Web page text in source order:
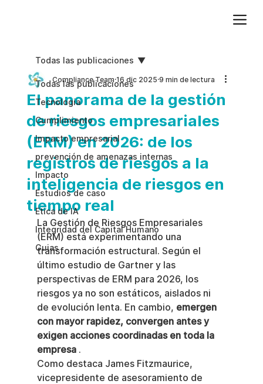
Todas las publicaciones
Tecnologia
Cumplimiento
Impacto empresarial
prevención de amenazas internas
Impacto
Estudios de caso
Etica de IA
Integridad del Capital Humano
Guias
Todas las publicaciones
El panorama de la gestión
de riesgos empresariales
(ERM) en 2026: de los
registros de riesgos a la
inteligencia de riesgos en
tiempo real
Compliance Team 16 dic 2025 9 min de lectura
La Gestión de Riesgos Empresariales
(ERM) está experimentando una
transformación estructural. Según el
último estudio de Gartner y las
perspectivas de ERM para 2026, los
riesgos ya no son estáticos, aislados ni
de evolución lenta. En cambio, emergen
con mayor rapidez, convergen antes y
exigen acciones coordinadas en toda la
empresa .
Como destaca James Fitzmaurice,
vicepresidente de asesoramiento de